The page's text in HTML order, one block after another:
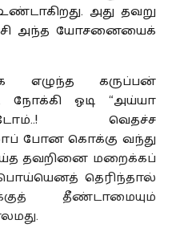
அது தவறு
அந்த யோசனையைக்
எழுந்த கருப்பன்
ஓடி “அய்யா
வெதச்ச
போன கொக்கு வந்து
தவறினை மறைக்கப்
தெரிந்தால்
தீண்டாமையும்